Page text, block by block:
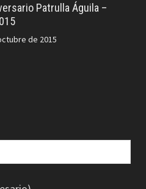
Patrulla Águila –
de 2015